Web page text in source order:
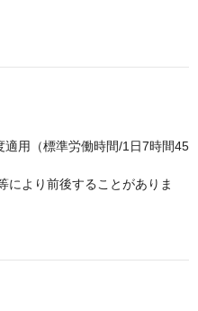
用（標準労働時間/1日7時間45
より前後することがありま